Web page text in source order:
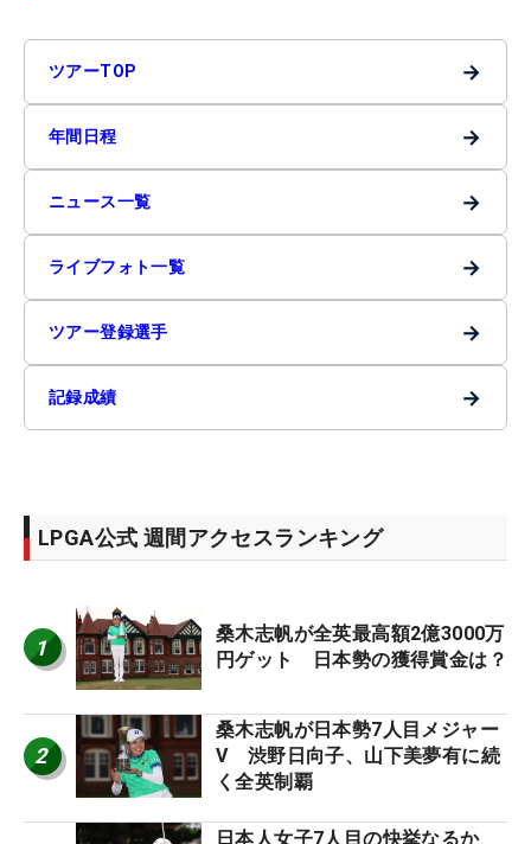
ツアーTOP →
年間日程 →
ニュース一覧 →
ライブフォト一覧 →
ツアー登録選手 →
記録成績 →
LPGA公式 週間アクセスランキング
1
桑木志帆が全英最高額2億3000万
円ゲット 日本勢の獲得賞金は？
2
桑木志帆が日本勢7人目メジャー
V 渋野日向子、山下美夢有に続
く全英制覇
日本人女子7人目の快挙なるか